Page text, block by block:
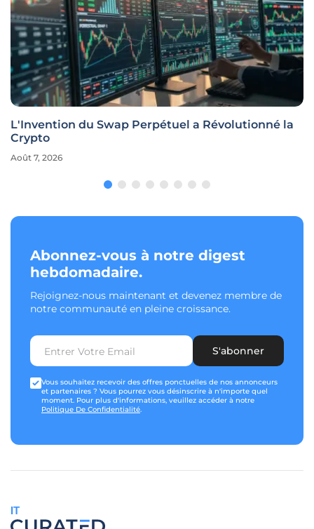
L'Invention du Swap Perpétuel a Révolutionné la
Crypto
Août 7, 2026
Abonnez-vous à notre digest
hebdomadaire.
Rejoignez-nous maintenant et devenez membre de
notre communauté en pleine croissance.
S'abonner
Vous souhaitez recevoir des offres ponctuelles de nos annonceurs
et partenaires ? Vous pourrez vous désinscrire à n'importe quel
moment. Pour plus d'informations, veuillez accéder à notre
Politique De Confidentialité.
IT